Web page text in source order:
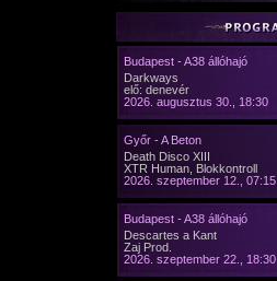
Budapest - A38 állóhajó
Darkways
elő: denevér
2026. augusztus 30., 18:30
Győr - A Beton
Death Disco XIII
XTR Human, Blokkontroll
2026. szeptember 12., 07:15
Budapest - A38 állóhajó
Descartes a Kant
Zaj Prod.
2026. szeptember 22., 18:30